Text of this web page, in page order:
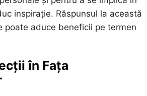
inspirație. Răspunsul la această
poate aduce beneficii pe termen
în Fața